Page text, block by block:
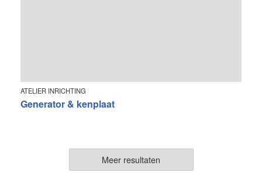
ATELIER INRICHTING
Generator & kenplaat
Meer resultaten